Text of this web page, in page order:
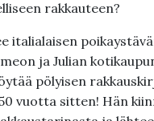
rakkauteen?
italialaisen
ja Julian
pölyisen
vuotta sitten! Hän